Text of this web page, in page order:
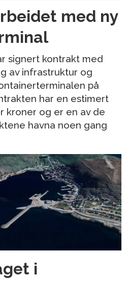
med ny
signert kontrakt med
av infrastruktur og
på
har en estimert
kroner og er en av de
havna noen gang
i